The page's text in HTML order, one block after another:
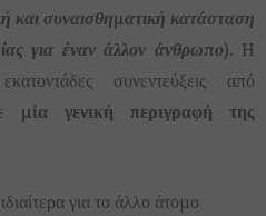
και συναισθηματική κατάσταση
για έναν άλλον άνθρωπο). Η
συνεντεύξεις από
μία γενική περιγραφή της
για το άλλο άτομο